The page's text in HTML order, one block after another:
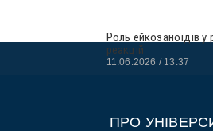
Роль ейкозаноїдів у
реакцій
11.06.2026 13:37
ПРО